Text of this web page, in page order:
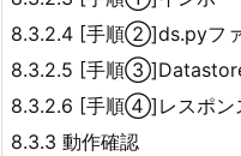
8.3.2.4 [手順②]ds.pyフ
8.3.2.5 [手順
8.3.2.6 [手順④]レスポン
8.3.3 動作確認